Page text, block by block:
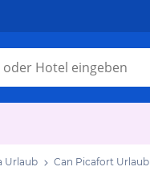
Urlaub Can Picafort Urlaub